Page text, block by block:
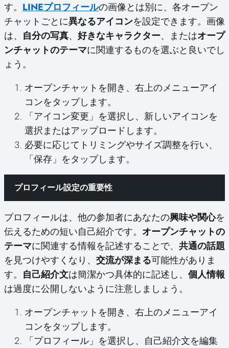
す。 LINEプロフィールの画像とは別に、各オープン
チャットごとに異なるアイコンを設定できます。画像
は、 自分の写真、 好きなキャラクター、またはオープ
ンチャットのテーマに関連するものを選ぶと良いでし
ょう。
オープンチャットを開き、右上のメニューアイ
コンをタップします。
「アイコン変更」を選択し、新しいアイコンを
選択またはアップロードします。
必要に応じてトリミングやサイズ調整を行い、
「保存」をタップします。
プロフィール設定の重要性
プロフィールは、他の参加者にあなたの興味や関心を
伝えるための短い自己紹介です。 オープンチャットの
テーマに関連する情報を記述することで、 共通の話題
を見つけやすくなり、 交流が深まる可能性がありま
す。 自己紹介文は簡潔かつ具体的に記述し、 個人情報
は過度に公開しないように注意しましょう。
オープンチャットを開き、右上のメニューアイ
コンをタップします。
「プロフィール」を選択し、自己紹介文を編集